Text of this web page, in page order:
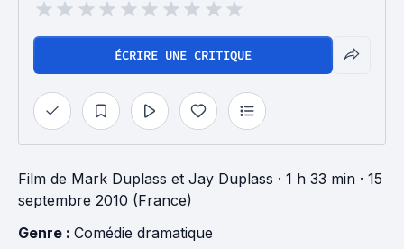
ÉCRIRE UNE CRITIQUE
Film de Mark Duplass et Jay Duplass · 1 h 33 min · 15
septembre 2010 (France)
Genre : Comédie dramatique